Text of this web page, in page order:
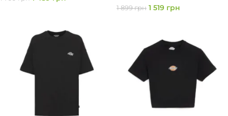
1 899грн 1 519 грн